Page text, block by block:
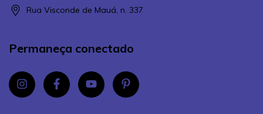
Rua Visconde de Mauá, n. 337
Permaneça conectado